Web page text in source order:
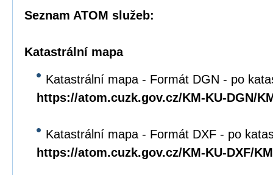
Seznam ATOM služeb:
Katastrální mapa
Katastrální mapa - Formát DGN - po
https://atom.cuzk.gov.cz/KM-KU-DGN/
Katastrální mapa - Formát DXF - po
https://atom.cuzk.gov.cz/KM-KU-DXF/